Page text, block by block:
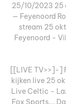
25/10/2023 25
— Feyenoord
stream 25
Feyenoord -
[[LIVE TV>>]-]
kijken live 25
Live Celtic -
Fox Sports...